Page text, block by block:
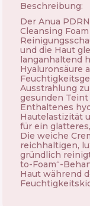
Beschreibung:
Der Anua
Cleansing
und die Haut
langanhaltend
Hyaluronsäure
Ausstrahlung
gesunden
Enthaltenes
Hautelastizität
für ein
Die weiche
reichhaltigen,
gründlich
to-Foam“-
Haut während